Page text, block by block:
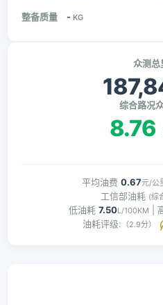
整备质量 - KG
众测总
综合路况
8.76
平均油费 0.67元/公
工信部油耗 (综
低油耗 7.50L/100KM |
油耗评级: （2.9分）